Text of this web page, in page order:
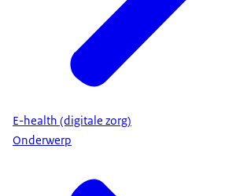
E-health (digitale zorg)
Onderwerp